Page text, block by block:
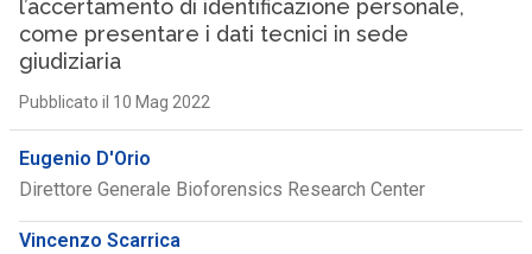
l’accertamento di identificazione personale,
come presentare i dati tecnici in sede
giudiziaria
Pubblicato il 10 Mag 2022
Eugenio D'Orio
Direttore Generale Bioforensics Research Center
Vincenzo Scarrica